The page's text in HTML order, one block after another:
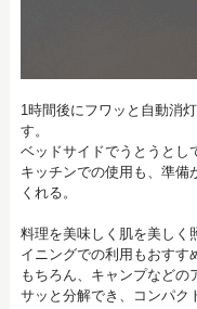
1時間後にフワッと自動消
す。
ベッドサイドでうとうとし
キッチンでの使用も、準備
くれる。
料理を美味しく肌を美しく
イニングでの利用もおすす
もちろん、キャンプなどの
サッと分解でき、コンパク